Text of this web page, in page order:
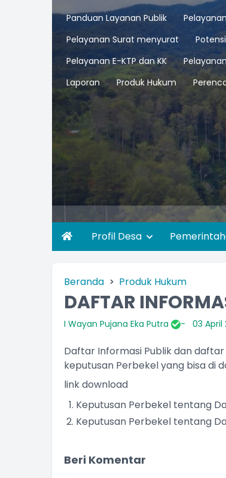
Panduan Layanan Publik
Pelayanan Surat menyurat
Pelayanan E-KTP dan KK
Laporan
Produk Hukum
Profil Desa
Beranda Produk Hukum
DAFTAR
I Wayan Pujana Eka Putra 03 April
Daftar Informasi Publik dan
keputusan Perbekel yang bisa di
link download
Keputusan Perbekel tentang
Keputusan Perbekel tentang
Beri Komentar